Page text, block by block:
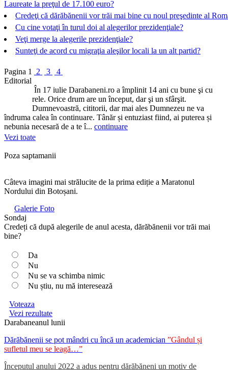
Laureate la preţul de 17.100 euro?
Credeţi că dărăbănenii vor trăi mai bine cu noul preşedinte al
Cu cine votaţi în turul doi al alegerilor prezidenţiale?
Veţi merge la alegerile prezidenţiale?
Sunteţi de acord cu migraţia aleşilor locali la un alt partid?
Pagina 1 2 3
4
Editorial
În 17 iulie Darabaneni.ro a împlinit 14 ani cu bune şi cu
rele. Orice drum are un început, dar şi un sfârşit.
Dumnevoastră, cititorii, dar mai ales Dumnezeu ne va
îndruma calea în continuare. Tânăr și entuziast fiind, ai puterea și
nebunia necesară de a te î... continuare
Vezi toate
Poza saptamanii
Câteva imagini mai strălucite de la prima ediție a Maratonul
Nordului din Botoșani.
Galerie Foto
Sondaj
Credeți că după alegerile de anul acesta, dărăbănenii vor trăi mai
bine?
Da
Nu
Nu se va schimba nimic
Nu știu, nu mă interesează
Voteaza
Vezi rezultate
Darabaneanul lunii
Dărăbănenii se pot mândri cu încă un academician ”Gândul și
sufletul meu se leagă…”
Începutul anului 2022 a adus pentru dărăbăneni un motiv de